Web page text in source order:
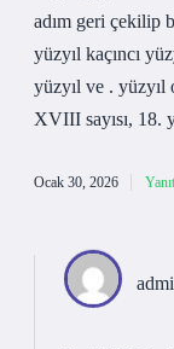
adım geri çekilip
yüzyıl kaçıncı
yüzyıl ve . yüzyıl
XVIII sayısı, 18.
Ocak 30, 2026